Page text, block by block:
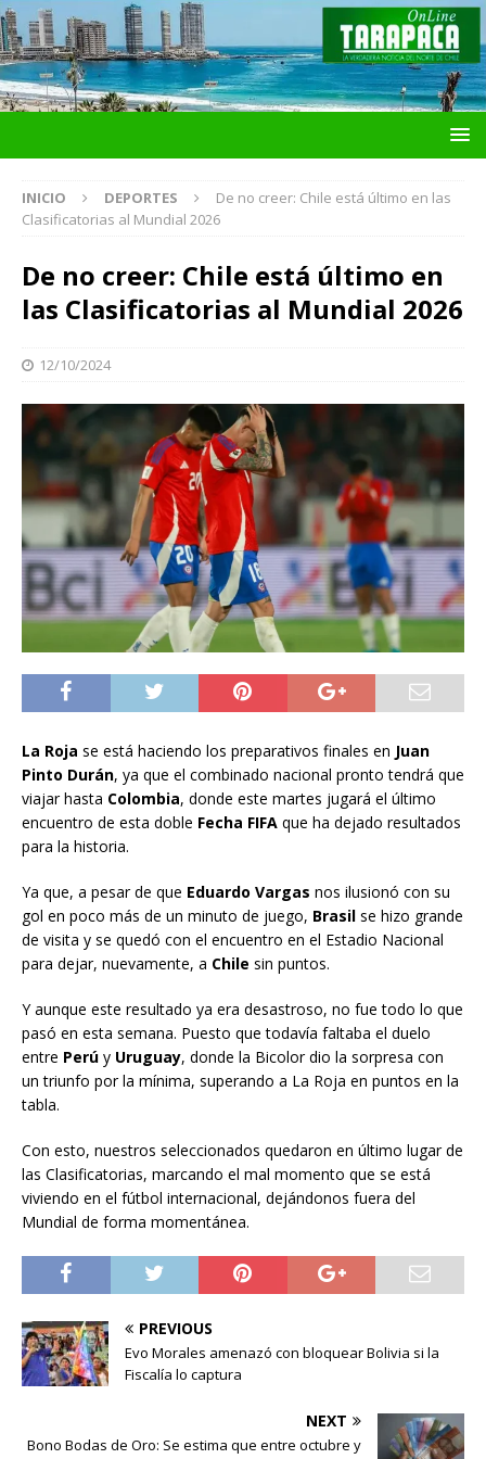
INICIO DEPORTES
De no creer: Chile está último en las
Clasificatorias al Mundial 2026
De no creer: Chile está último en
las Clasificatorias al Mundial 2026
12/10/2024
La Roja se está haciendo los preparativos finales en Juan
Pinto Durán, ya que el combinado nacional pronto tendrá que
viajar hasta Colombia, donde este martes jugará el último
encuentro de esta doble Fecha FIFA que ha dejado resultados
para la historia.
Ya que, a pesar de que Eduardo Vargas nos ilusionó con su
gol en poco más de un minuto de juego, Brasil se hizo grande
de visita y se quedó con el encuentro en el Estadio Nacional
para dejar, nuevamente, a Chile sin puntos.
Y aunque este resultado ya era desastroso, no fue todo lo que
pasó en esta semana. Puesto que todavía faltaba el duelo
entre Perú y Uruguay, donde la Bicolor dio la sorpresa con
un triunfo por la mínima, superando a La Roja en puntos en la
tabla.
Con esto, nuestros seleccionados quedaron en último lugar de
las Clasificatorias, marcando el mal momento que se está
viviendo en el fútbol internacional, dejándonos fuera del
Mundial de forma momentánea.
PREVIOUS
Evo Morales amenazó con bloquear Bolivia si la
Fiscalía lo captura
NEXT
Bono Bodas de Oro: Se estima que entre octubre y